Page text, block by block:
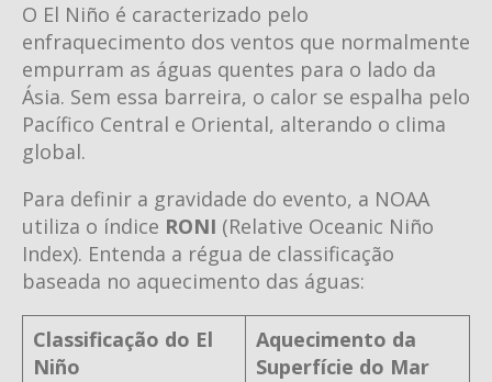
O El Niño é caracterizado pelo
enfraquecimento dos ventos que normalmente
empurram as águas quentes para o lado da
Ásia. Sem essa barreira, o calor se espalha pelo
Pacífico Central e Oriental, alterando o clima
global.
Para definir a gravidade do evento, a NOAA
utiliza o índice RONI (Relative Oceanic Niño
Index). Entenda a régua de classificação
baseada no aquecimento das águas:
Classificação do El
Niño
Aquecimento da
Superfície do Mar